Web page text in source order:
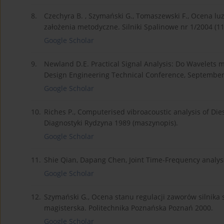
8.
Czechyra B. , Szymański G., Tomaszewski F.,
założenia metodyczne. Silniki Spalinowe nr 1/2004
Google Scholar
9.
Newland D.E. Practical Signal Analysis: Do Wavelets
Design Engineering Technical Conference,
Google Scholar
10. Riches P., Computerised vibroacoustic analysis of
Diagnostyki Rydzyna 1989 (maszynopis).
Google Scholar
11. Shie Qian, Dapang Chen, Joint Time-Frequency
Google Scholar
12. Szymański G., Ocena stanu regulacji zaworów
magisterska. Politechnika Poznańska Poznań 2000.
Google Scholar